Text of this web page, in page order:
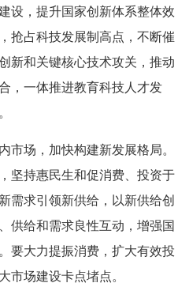
设，提升国家创新体系整体效
抢占科技发展制高点，不断催
新和关键核心技术攻关，推动
，一体推进教育科技人才发
市场，加快构建新发展格局。
坚持惠民生和促消费、投资于
需求引领新供给，以新供给创
供给和需求良性互动，增强国
要大力提振消费，扩大有效投
市场建设卡点堵点。